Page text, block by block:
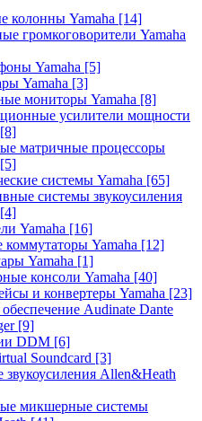
колонны Yamaha [14]
громкоговорители Yamaha
Yamaha [5]
Yamaha [3]
мониторы Yamaha [8]
усилители мощности
[8]
матричные процессоры
[5]
системы Yamaha [65]
системы звукоусиления
[4]
Yamaha [16]
коммутаторы Yamaha [12]
Yamaha [1]
консоли Yamaha [40]
и конвертеры Yamaha [23]
Audinate Dante
[9]
DDM [6]
Soundcard [3]
звукоусиления Allen&Heath
микшерные системы